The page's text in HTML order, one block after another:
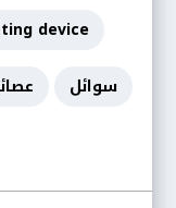
device
سوائل